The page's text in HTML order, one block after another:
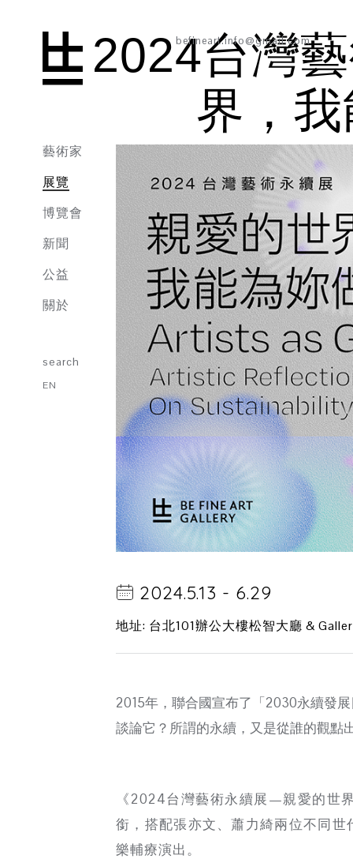
藝術家
展覽
博覽會
新聞
公益
關於
search
EN
2024台灣
界，
2024.5.13 - 6.29
地址: 台北101辦公大樓松智大廳 &
2015年，聯合國宣布了「2030永續發
談論它？所謂的永續，又是從誰的觀點
《2024台灣藝術永續展—親愛的世
銜，搭配張亦文、蕭力綺兩位不同
樂輔療演出。
befineart.info@gmail.com